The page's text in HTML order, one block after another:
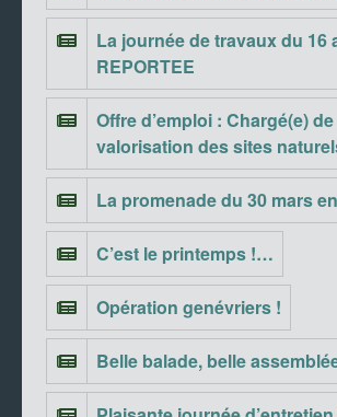
La journée de travaux du 16
REPORTEE
Offre d’emploi : Chargé(e) de
valorisation des sites
La promenade du 30 mars
C’est le printemps !…
Opération genévriers !
Belle balade, belle